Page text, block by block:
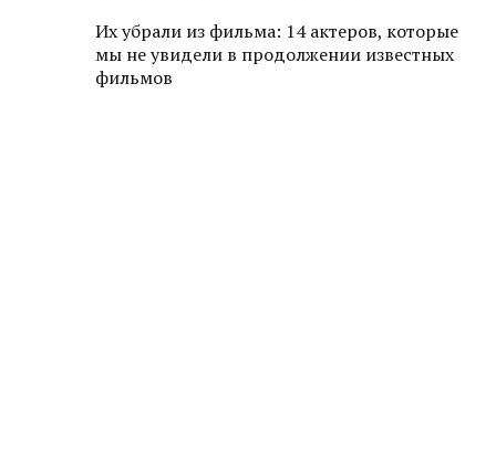
Их убрали из фильма: 14 актеров, которые
мы не увидели в продолжении известных
фильмов